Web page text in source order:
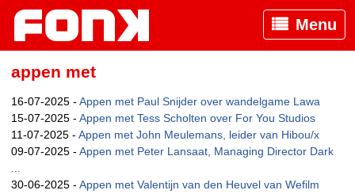
Menu
appen met
16-07-2025 - Appen met Paul Snijder over wandelgame Lawa
15-07-2025 - Appen met Tess Scholten over For You Studios
11-07-2025 - Appen met John Meulemans, leider van Hibou/x
09-07-2025 - Appen met Peter Lansaat, Managing Director Dark
30-06-2025 - Appen met Valentijn van den Heuvel van Wefilm